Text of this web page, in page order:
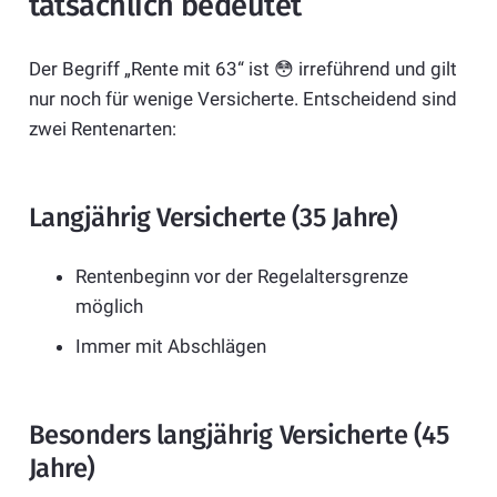
Der Begriff „Rente mit 63“ ist 😳 irreführend und gilt
nur noch für wenige Versicherte. Entscheidend sind
zwei Rentenarten:
Langjährig Versicherte (35 Jahre)
Rentenbeginn vor der Regelaltersgrenze
möglich
Immer mit Abschlägen
Besonders langjährig Versicherte (45
Jahre)